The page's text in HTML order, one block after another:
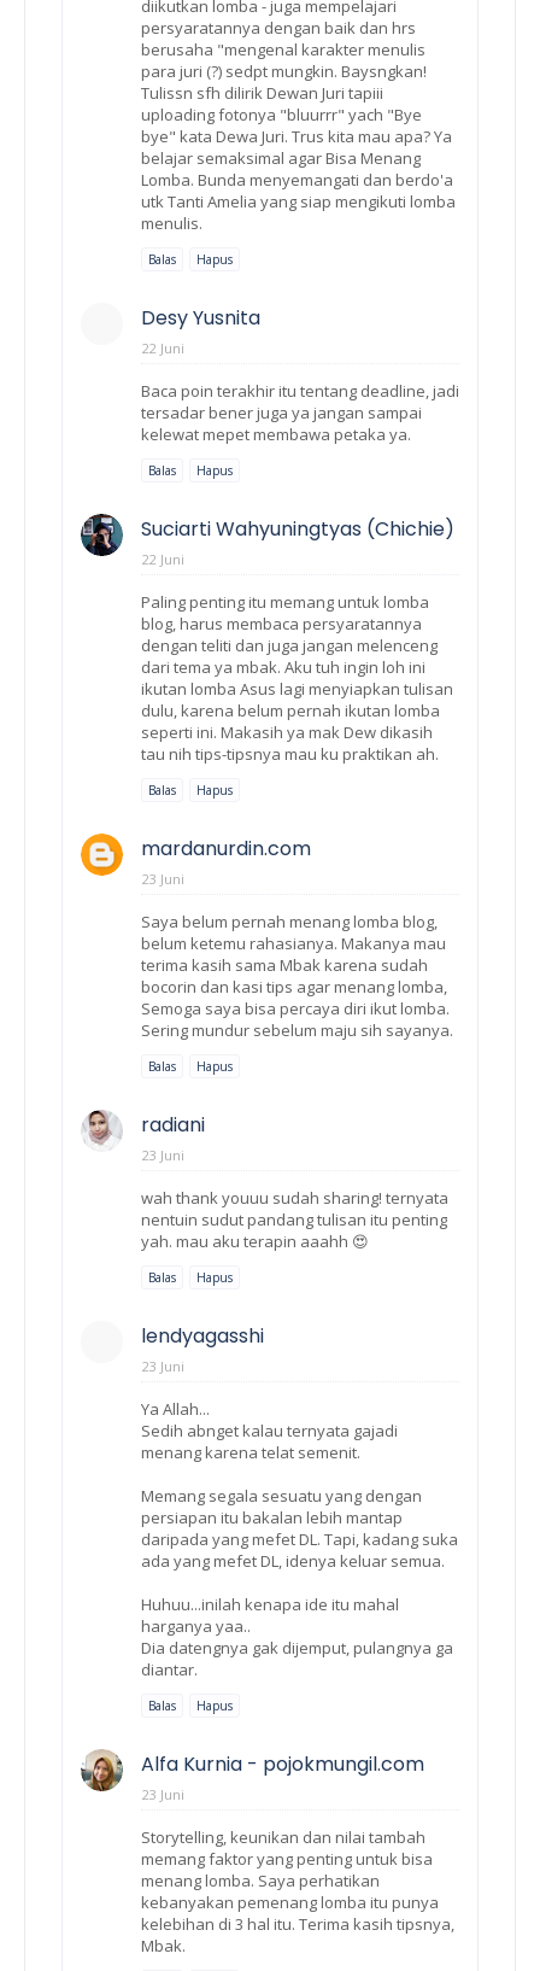
diikutkan lomba - juga mempelajari
persyaratannya dengan baik dan hrs
berusaha "mengenal karakter menulis
para juri (?) sedpt mungkin. Baysngkan!
Tulissn sfh dilirik Dewan Juri tapiii
uploading fotonya "bluurrr" yach "Bye
bye" kata Dewa Juri. Trus kita mau apa? Ya
belajar semaksimal agar Bisa Menang
Lomba. Bunda menyemangati dan berdo'a
utk Tanti Amelia yang siap mengikuti lomba
menulis.
Balas Hapus
Desy Yusnita
22 Juni
Baca poin terakhir itu tentang deadline, jadi
tersadar bener juga ya jangan sampai
kelewat mepet membawa petaka ya.
Balas Hapus
Suciarti Wahyuningtyas (Chichie)
22 Juni
Paling penting itu memang untuk lomba
blog, harus membaca persyaratannya
dengan teliti dan juga jangan melenceng
dari tema ya mbak. Aku tuh ingin loh ini
ikutan lomba Asus lagi menyiapkan tulisan
dulu, karena belum pernah ikutan lomba
seperti ini. Makasih ya mak Dew dikasih
tau nih tips-tipsnya mau ku praktikan ah.
Balas Hapus
mardanurdin.com
23 Juni
Saya belum pernah menang lomba blog,
belum ketemu rahasianya. Makanya mau
terima kasih sama Mbak karena sudah
bocorin dan kasi tips agar menang lomba,
Semoga saya bisa percaya diri ikut lomba.
Sering mundur sebelum maju sih sayanya.
Balas Hapus
radiani
23 Juni
wah thank youuu sudah sharing! ternyata
nentuin sudut pandang tulisan itu penting
yah. mau aku terapin aaahh 😍
Balas Hapus
lendyagasshi
23 Juni
Ya Allah...
Sedih abnget kalau ternyata gajadi
menang karena telat semenit.
Memang segala sesuatu yang dengan
persiapan itu bakalan lebih mantap
daripada yang mefet DL. Tapi, kadang suka
ada yang mefet DL, idenya keluar semua.
Huhuu...inilah kenapa ide itu mahal
harganya yaa..
Dia datengnya gak dijemput, pulangnya ga
diantar.
Balas Hapus
Alfa Kurnia - pojokmungil.com
23 Juni
Storytelling, keunikan dan nilai tambah
memang faktor yang penting untuk bisa
menang lomba. Saya perhatikan
kebanyakan pemenang lomba itu punya
kelebihan di 3 hal itu. Terima kasih tipsnya,
Mbak.